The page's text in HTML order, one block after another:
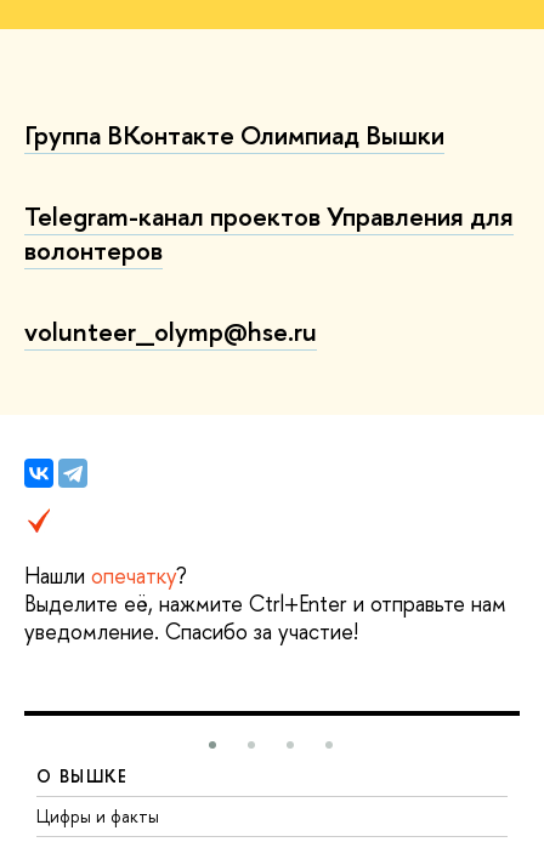
Группа ВКонтакте Олимпиад Вышки
Telegram-канал проектов Управления для
волонтеров
volunteer_olymp@hse.ru
Нашли опечатку?
Выделите её, нажмите Ctrl+Enter и отправьте нам
уведомление. Спасибо за участие!
О ВЫШКЕ
Цифры и факты